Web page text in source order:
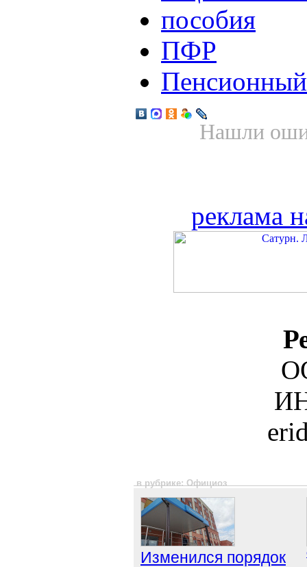
пособия
ПФР
Нашли
реклама
в рубрике: Официоз
Изменился порядок